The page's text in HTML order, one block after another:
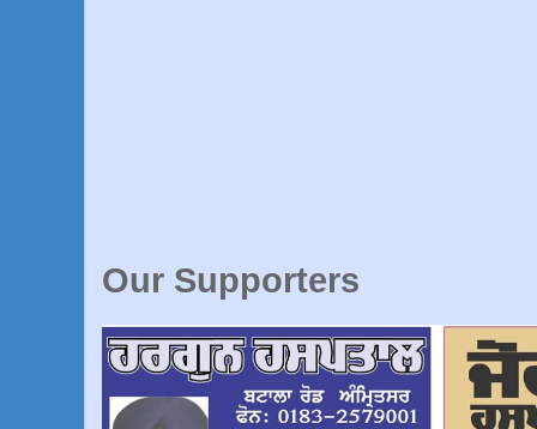
Our Supporters